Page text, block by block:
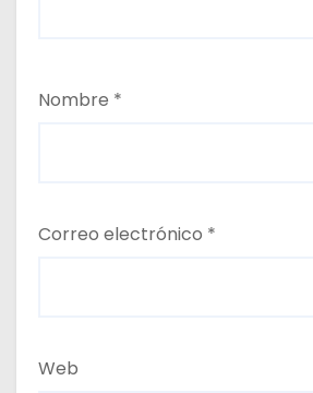
Nombre *
Correo electrónico *
Web